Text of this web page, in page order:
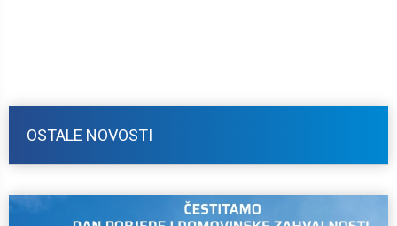
OSTALE NOVOSTI